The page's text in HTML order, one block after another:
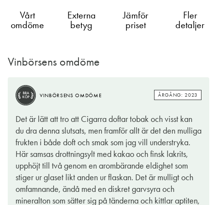
Vårt
omdöme
Externa
betyg
Jämför
priset
Fler
detaljer
Vinbörsens omdöme
BRA
KÖP
VINBÖRSENS OMDÖME ÅRGÅNG: 2023
Det är lätt att tro att Cigarra doftar tobak och visst kan
du dra denna slutsats, men framför allt är det den mulliga
frukten i både doft och smak som jag vill understryka.
Här samsas drottningsylt med kakao och finsk lakrits,
upphöjt till två genom en arombärande eldighet som
stiger ur glaset likt anden ur flaskan. Det är mulligt och
omfamnande, ändå med en diskret garvsyra och
mineralton som sätter sig på tänderna och kittlar aptiten,
TIPS VINBÖRSENS OMDÖME
smakrika rätter, både av kött och grönsaker, som marinerats
och grillats. Vinets generösa fruktighet med kryddiga och örtiga
drag står pall för lite kryddiga, rökiga smaker. Ett spett med
kryddig lammkorv varvat med champinjoner och lök är också
en lyckad kombo till vinet.
Druvorna shiraz och touriga nacional ingår i druvblandningen.
Shiraz är samma druva som syrah och är en av världens mest